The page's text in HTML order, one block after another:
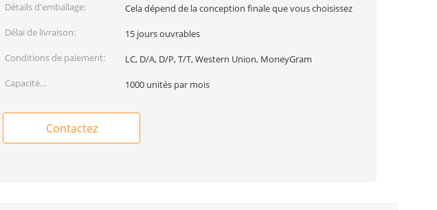
Détails d'emballage:
Cela dépend de la conception finale que vous choisissez
Délai de livraison:
15 jours ouvrables
Conditions de paiement:
LC, D/A, D/P, T/T, Western Union, MoneyGram
Capacité
1000 unités par mois
Contactez